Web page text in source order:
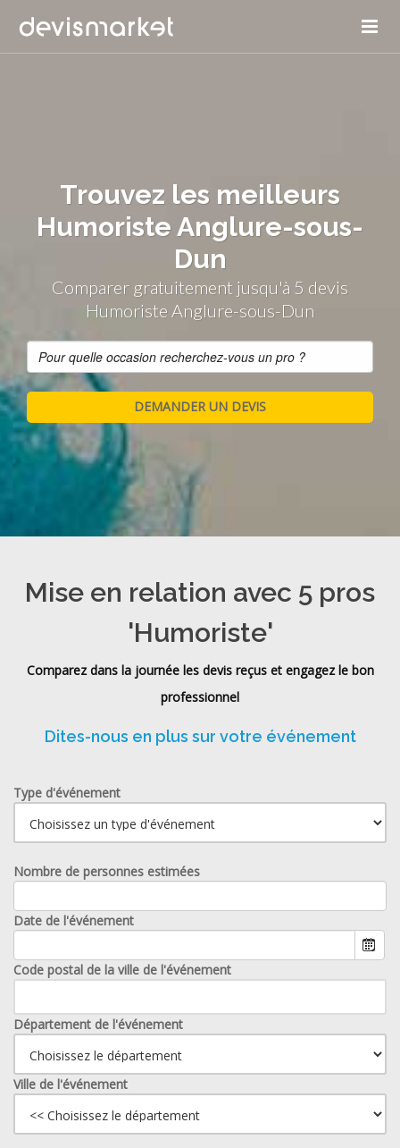
Trouvez les meilleurs
Humoriste Anglure-sous-
Dun
Comparer gratuitement jusqu'à 5 devis
Humoriste Anglure-sous-Dun
Mise en relation avec 5 pros
'Humoriste'
Comparez dans la journée les devis reçus et engagez le bon
professionnel
Dites-nous en plus sur votre événement
Type d'événement
Nombre de personnes estimées
Date de l'événement
Code postal de la ville de l'événement
Département de l'événement
Ville de l'événement